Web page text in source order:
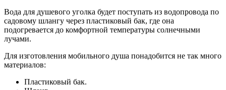
Вода для душевого уголка будет поступать из водопровода по
садовому шлангу через пластиковый бак, где она
подогревается до комфортной температуры солнечными
лучами.
Для изготовления мобильного душа понадобится не так много
материалов:
Пластиковый бак.